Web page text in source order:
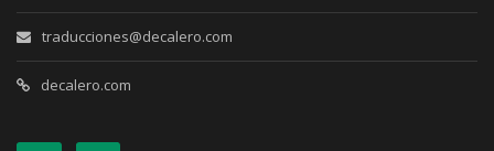
traducciones@decalero.com
decalero.com